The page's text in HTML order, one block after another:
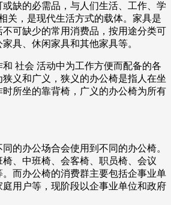
缺的必需品，与人们生活、工作、学
关，是现代生活方式的载体。家具是
可缺少的常用消费品，按用途分类可
具、休闲家具和其他家具等。
社会 活动中为工作方便而配备的各
义和广义，狭义的办公椅是指人在坐
所坐的靠背椅，广义的办公椅为所有
的办公场合会使用到不同的办公椅。
椅、中班椅、会客椅、职员椅、会议
而办公椅的消费群主要包括企事业单
用户等，现阶段以企事业单位和政府